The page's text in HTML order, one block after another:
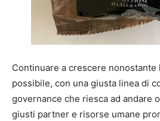
Continuare a crescere nonostante
possibile, con una giusta linea di
governance che riesca ad andare
giusti partner e risorse umane